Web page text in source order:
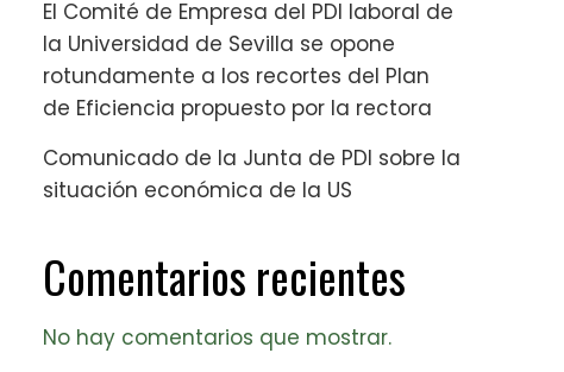
El Comité de Empresa del PDI laboral de
la Universidad de Sevilla se opone
rotundamente a los recortes del Plan
de Eficiencia propuesto por la rectora
Comunicado de la Junta de PDI sobre la
situación económica de la US
Comentarios recientes
No hay comentarios que mostrar.